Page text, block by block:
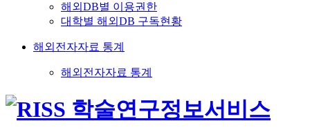
해외DB별 이용권한
대학별 해외DB 구독현황
해외전자자료 통계
해외전자자료 통계